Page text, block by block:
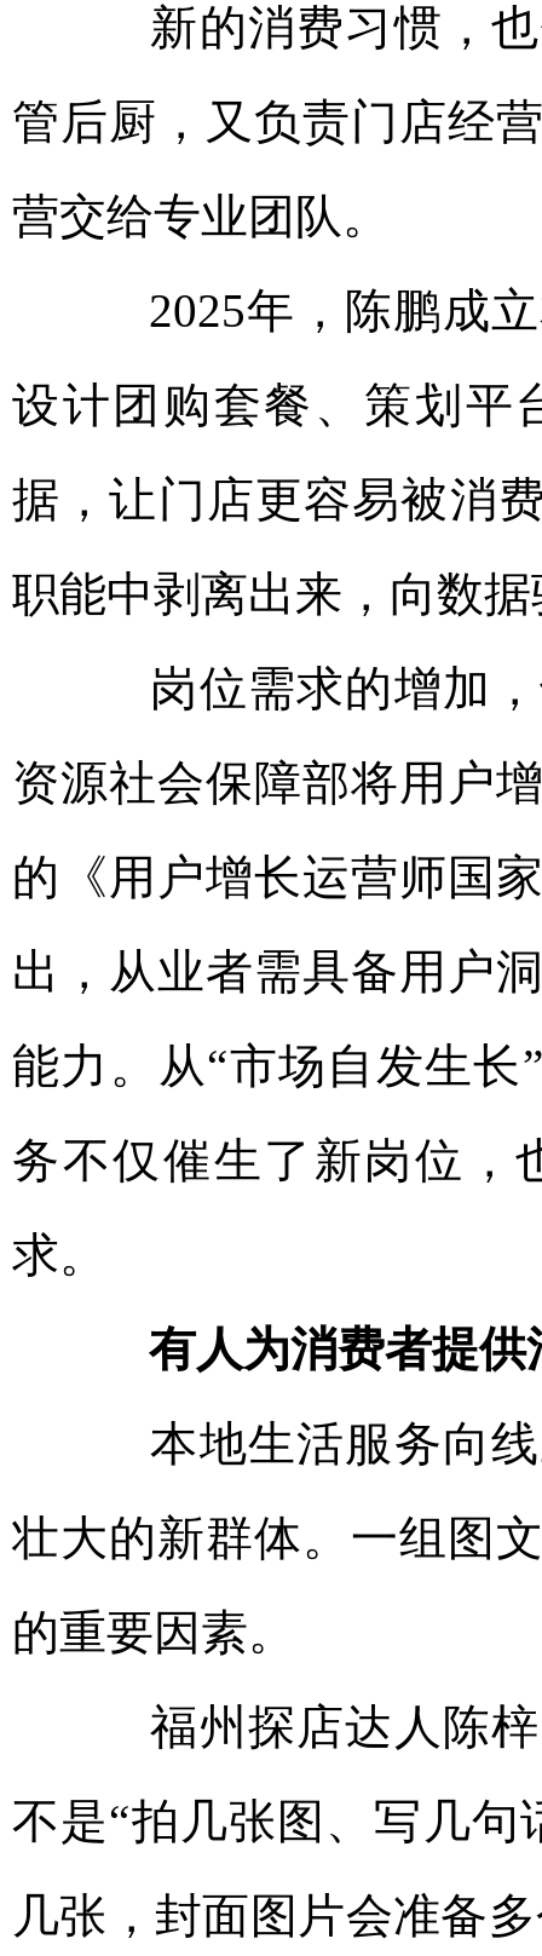
新的消费习惯，也
管后厨，又负责门店经
营交给专业团队。
2025年，陈鹏成立
设计团购套餐、策划平
据，让门店更容易被消
职能中剥离出来，向数
岗位需求的增加，
资源社会保障部将用户
的《用户增长运营师国
出，从业者需具备用户
能力。从“市场自发生长
务不仅催生了新岗位，
求。
有人为消费者提供
本地生活服务向线
壮大的新群体。一组图
的重要因素。
福州探店达人陈梓
不是“拍几张图、写几
几张，封面图片会准备